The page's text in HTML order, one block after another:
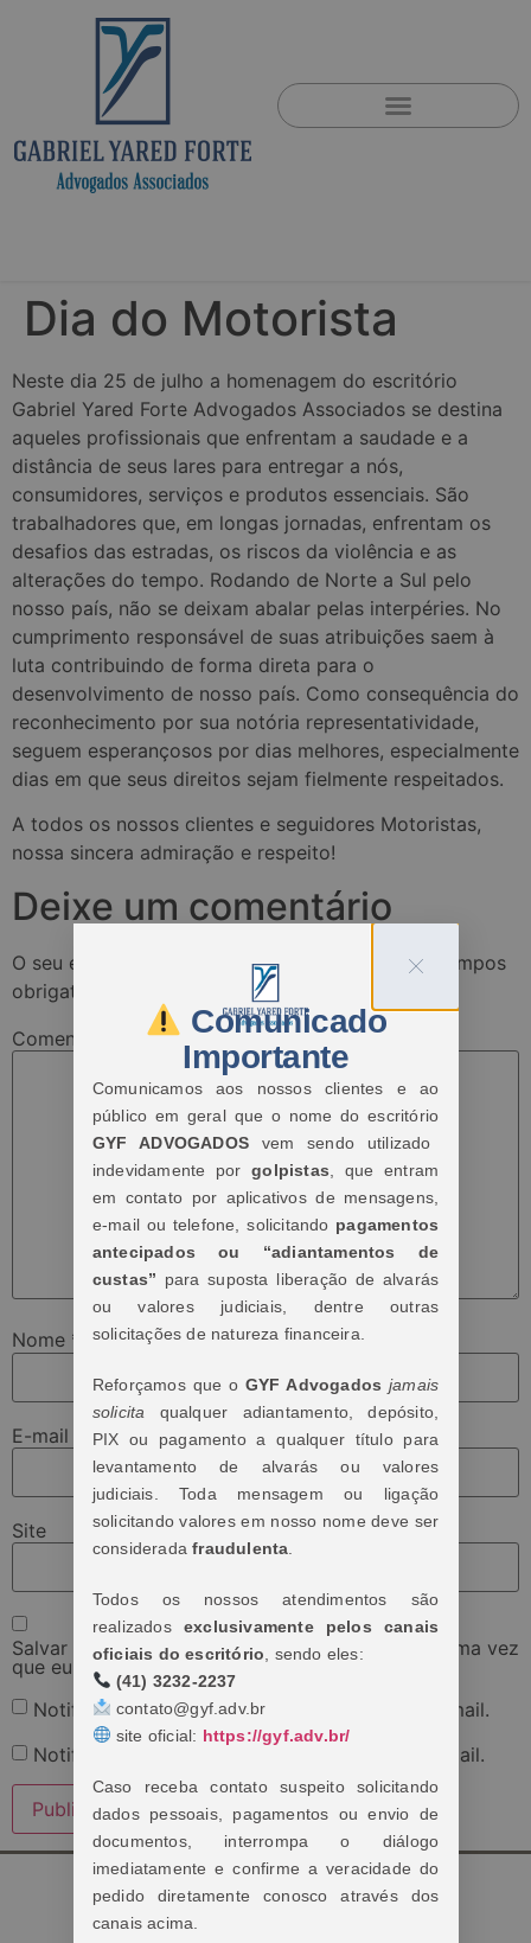
Dia do Motorista
Neste dia 25 de julho a homenagem do escritório
Gabriel Yared Forte Advogados Associados se destina
aqueles profissionais que enfrentam a saudade e a
distância de seus lares para entregar a nós,
consumidores, serviços e produtos essenciais. São
trabalhadores que, em longas jornadas, enfrentam os
desafios das estradas, os riscos da violência e as
alterações do tempo. Rodando de Norte a Sul pelo
nosso país, não se deixam abalar pelas interpéries. No
cumprimento responsável de suas atribuições saem à
luta contribuindo de forma direta para o
desenvolvimento de nosso país. Como consequência do
reconhecimento por sua notória representatividade,
seguem esperançosos por dias melhores, especialmente
dias em que seus direitos sejam fielmente respeitados.
A todos os nossos clientes e seguidores Motoristas,
nossa sincera admiração e respeito!
Deixe um comentário
O seu endereço de e-mail não será publicado.
Campos
obrigatórios são marcados com
Comentário
Nome *
E-mail
Site
Salvar meus dados neste navegador para a próxima vez
que eu comentar.
Notifique-me sobre novos comentários por e-mail.
Notifique-me sobre novas publicações por e-mail.
Comunicado
Importante
Comunicamos aos nossos clientes e ao
público em geral que o nome do escritório
GYF ADVOGADOS vem sendo utilizado
indevidamente por golpistas , que entram
em contato por aplicativos de mensagens,
e-mail ou telefone, solicitando pagamentos
antecipados ou “adiantamentos de
custas” para suposta liberação de alvarás
ou valores judiciais, dentre outras
solicitações de natureza financeira.
Reforçamos que o GYF Advogadosjamais
solicita qualquer adiantamento, depósito,
PIX ou pagamento a qualquer título para
levantamento de alvarás ou valores
judiciais. Toda mensagem ou ligação
solicitando valores em nosso nome deve ser
consideradafraudulenta
Todos os nossos atendimentos são
realizados exclusivamente pelos canais
oficiais do escritório , sendo eles:
(41) 3232-2237
contato@gyf.adv.br
site oficial: https://gyf.adv.br/
Caso receba contato suspeito solicitando
dados pessoais, pagamentos ou envio de
documentos, interrompa o diálogo
imediatamente e confirme a veracidade do
pedido diretamente conosco através dos
canais acima.